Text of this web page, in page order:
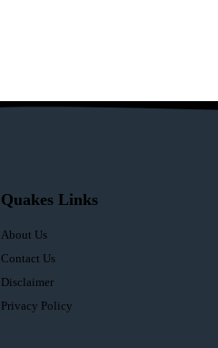
Quakes Links
About Us
Contact Us
Disclaimer
Privacy Policy